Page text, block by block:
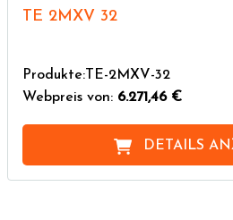
TE 2MXV 32
Produkte:TE-2MXV-32
Webpreis von: 6.271,46 €
DETAILS